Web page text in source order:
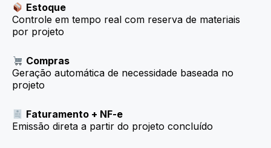
Estoque
Controle em tempo real com reserva de materiais
por projeto
Compras
Geração automática de necessidade baseada no
projeto
Faturamento + NF-e
Emissão direta a partir do projeto concluído